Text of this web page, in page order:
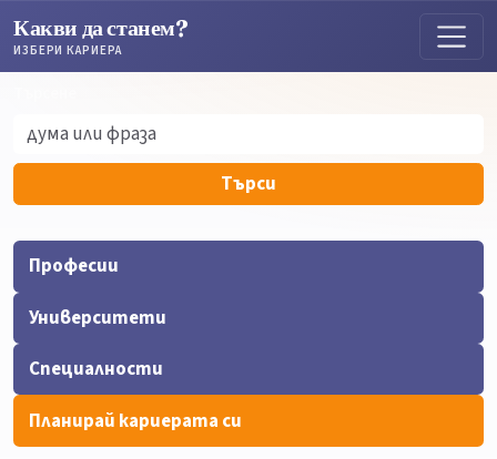
Какви да станем?
ИЗБЕРИ КАРИЕРА
Търси
Професии
Университети
Специалности
Планирай кариерата си